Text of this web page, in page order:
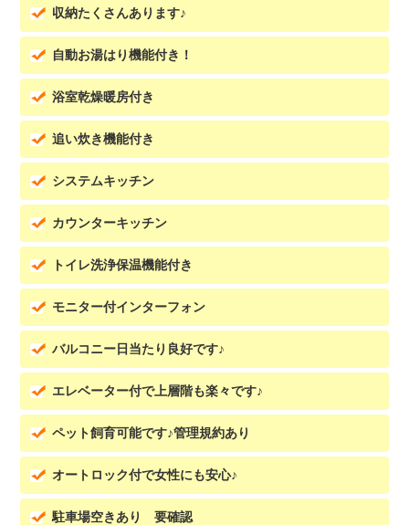
収納たくさんあります♪
自動お湯はり機能付き！
浴室乾燥暖房付き
追い炊き機能付き
システムキッチン
カウンターキッチン
トイレ洗浄保温機能付き
モニター付インターフォン
バルコニー日当たり良好です♪
エレベーター付で上層階も楽々です♪
ペット飼育可能です♪管理規約あり
オートロック付で女性にも安心♪
駐車場空きあり 要確認